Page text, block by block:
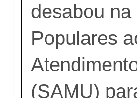
desabou
Populares
(SAMU)